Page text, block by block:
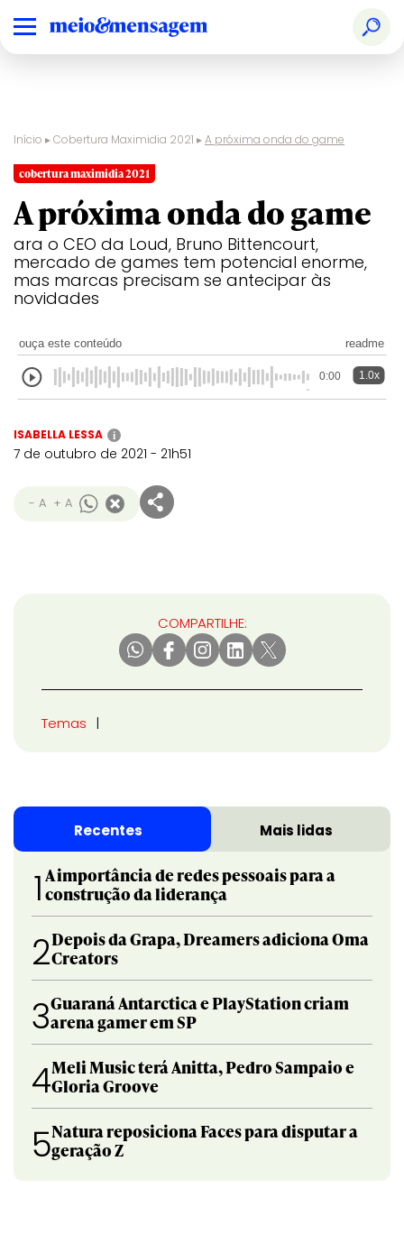
Início ▸Cobertura Maximidia 2021 ▸A próxima onda do game
cobertura maximidia 2021
A próxima onda do game
ara o CEO da Loud, Bruno Bittencourt,
mercado de games tem potencial enorme,
mas marcas precisam se antecipar às
novidades
ouça este conteúdo readme
0:00 1.0x
ISABELLA LESSA i
7 de outubro de 2021 - 21h51
- A + A
COMPARTILHE:
Temas
Recentes Mais lidas
1 A importância de redes pessoais para a
construção da liderança
2Depois da Grapa, Dreamers adiciona Oma
Creators
3Guaraná Antarctica e PlayStation criam
arena gamer em SP
4Meli Music terá Anitta, Pedro Sampaio e
Gloria Groove
5Natura reposiciona Faces para disputar a
geração Z